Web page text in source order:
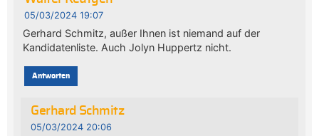
05/03/2024 19:07
Gerhard Schmitz, außer Ihnen ist niemand auf der
Kandidatenliste. Auch Jolyn Huppertz nicht.
Antworten
Gerhard Schmitz
05/03/2024 20:06